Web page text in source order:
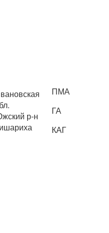
р-н
ПМА
ГА
КАГ